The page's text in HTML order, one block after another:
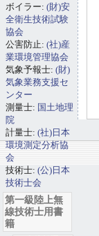
ボイラー: (財)安
全衛生技術試験
協会
公害防止: (社)産
業環境管理協会
気象予報士: (財)
気象業務支援セ
ンター
測量士: 国土地理
院
計量士: (社)日本
環境測定分析協
会
技術士: (公)日本
技術士会
第一級陸上無
線技術士用書
籍